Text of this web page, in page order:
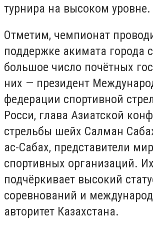
турнира на высоком уровне.
Отметим, чемпионат
поддержке акимата города
большое число почётных
них — президент
федерации спортивной
Росси, глава Азиатской
стрельбы шейх Салман
ас-Сабах, представители
спортивных организаций.
подчёркивает высокий
соревнований и
авторитет Казахстана.